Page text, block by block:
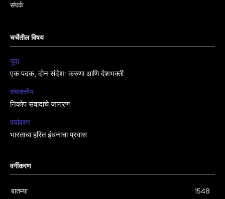
संपर्क
चर्चेतील विषय
युवा
एक पदक, दोन संदेश: करुणा आणि देशभक्ती
संपादकीय
निकोप संवादाचे जागरण
पर्यावरण
भारताचा हरित इंधनाचा प्रवास
वर्गीकरण
बातम्या
1548